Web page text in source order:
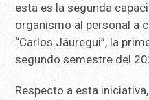
esta es la segunda
organismo al personal a
“Carlos Jáuregui”, la
segundo semestre del
Respecto a esta